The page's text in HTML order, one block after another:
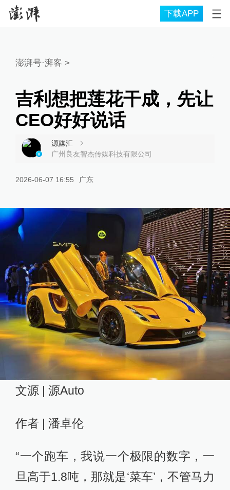
下载APP
澎湃号·湃客 >
吉利想把莲花干成，先让
CEO好好说话
源媒汇
广州良友智杰传媒科技有限公司
2026-06-07 16:55 广东
文源 | 源Auto
作者 | 潘卓伦
“一个跑车，我说一个极限的数字，一
旦高于1.8吨，那就是‘菜车’，不管马力